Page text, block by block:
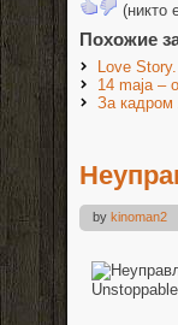
(никто
Похожие
Love
14 maja –
За
by kinoman2